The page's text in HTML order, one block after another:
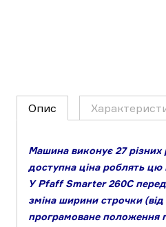
Опис
Машина виконує 27
доступна ціна роблять
У Pfaff Smarter 260C
зміна ширини строчки
програмоване положення